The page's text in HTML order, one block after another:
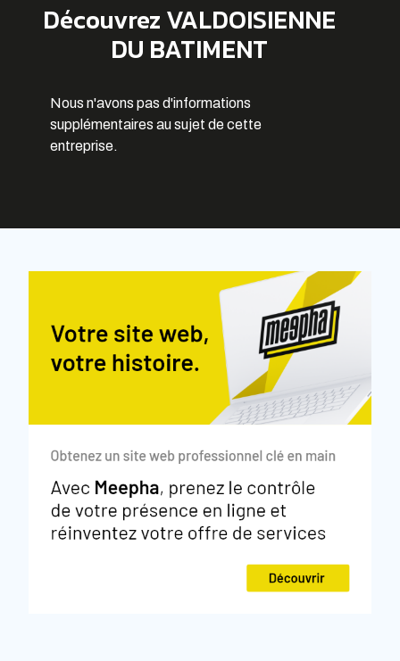
Découvrez VALDOISIENNE
DU BATIMENT
Nous n'avons pas d'informations
supplémentaires au sujet de cette
entreprise.